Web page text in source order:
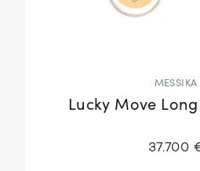
MESSIKA
Lucky Move
37.700